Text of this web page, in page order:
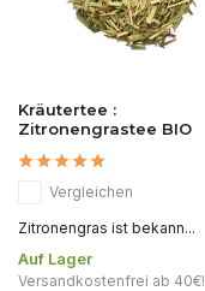
Kräutertee :
Zitronengrastee BIO
Vergleichen
Zitronengras ist bekann...
Auf Lager
Versandkostenfrei ab 40€!